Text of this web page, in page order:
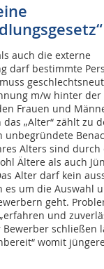
auch die externe
darf bestimmte
m/w hinter
Frauen und
„Alter“ zählt zu
unbegründete
Alters sind durch
Ältere als auch
Alter darf kein
es um die Auswahl
geht.
und
schließen
womit